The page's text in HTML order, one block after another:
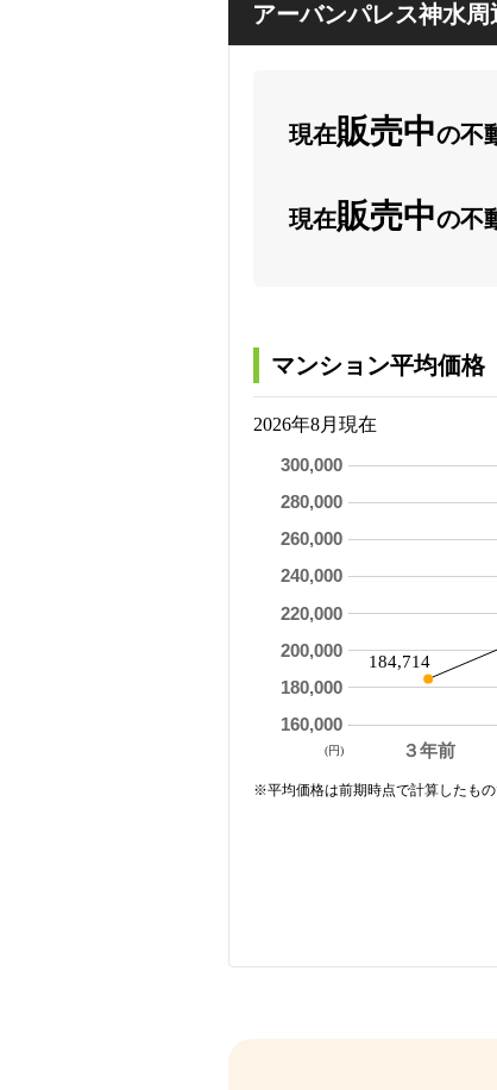
アーバンパレス神水周
現在販売中の不
現在販売中の不
マンション平均価格
2026年8月現在
３年前
160,000
180,000
200,000
220,000
240,000
260,000
280,000
300,000
184,714
(円)
※平均価格は前期時点で計算したもの